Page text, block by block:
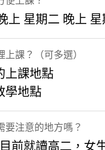
上 星期二 晚上
上課？（可多選）
上課地點
學地點
要注意的地方嗎？
前就讀高二，女